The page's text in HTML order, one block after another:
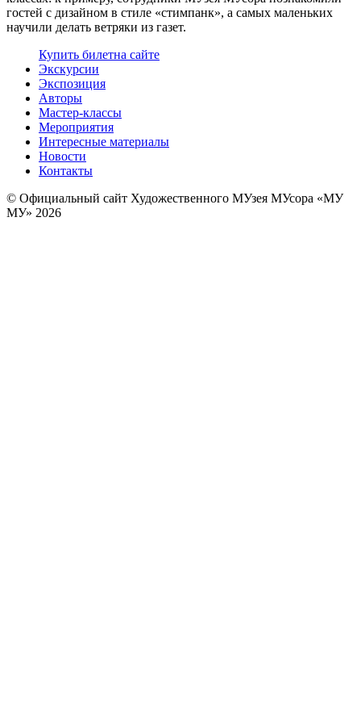
гостей с дизайном в стиле «стимпанк», а самых маленьких
научили делать ветряки из газет.
Купить билетна сайте
Экскурсии
Экспозиция
Авторы
Мастер-классы
Мероприятия
Интересные материалы
Новости
Контакты
© Официальный сайт Художественного МУзея МУсора «МУ
МУ» 2026